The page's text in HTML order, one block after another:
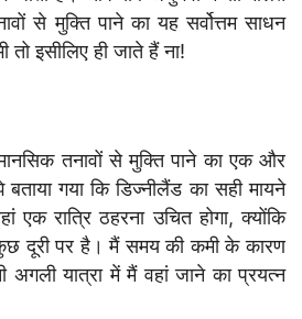
से मुक्ति पाने का यह सर्वोत्तम साधन
इसीलिए ही जाते हैं ना!
तनावों से मुक्ति पाने का एक और
गया कि डिज्नीलैंड का सही मायने
रात्रि ठहरना उचित होगा, क्योंकि
दूरी पर है। मैं समय की कमी के कारण
अगली यात्रा में मैं वहां जाने का प्रयत्न